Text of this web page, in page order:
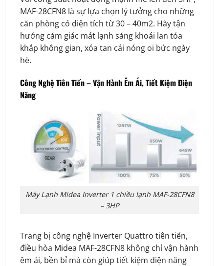
MAF-28CFN8 là sự lựa chọn lý tưởng cho những
căn phòng có diện tích từ 30 – 40m2. Hãy tận
hưởng cảm giác mát lạnh sảng khoái lan tỏa
khắp không gian, xóa tan cái nóng oi bức ngày
hè.
Công Nghệ Tiên Tiến – Vận Hành Êm Ái, Tiết Kiệm Điện
Năng
Máy Lạnh Midea Inverter 1 chiều lạnh MAF-28CFN8
– 3HP
Trang bị công nghệ Inverter Quattro tiên tiến,
điều hòa Midea MAF-28CFN8 không chỉ vận hành
êm ái, bền bỉ mà còn giúp tiết kiệm điện năng